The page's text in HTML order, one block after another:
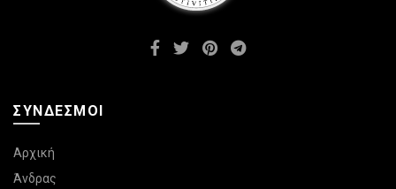
ΣΎΝΔΕΣΜΟΙ
Αρχική
Άνδρας